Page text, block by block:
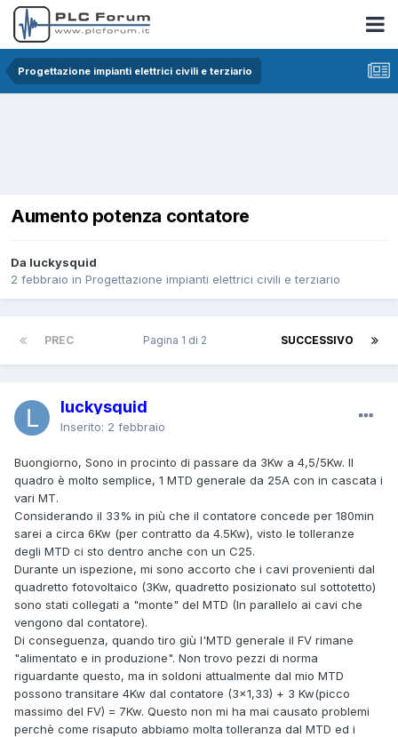
Progettazione impianti elettrici civili e terziario
Aumento potenza contatore
Da luckysquid
2 febbraio in Progettazione impianti elettrici civili e terziario
PREC SUCCESSIVO
Pagina 1 di 2
luckysquid
Inserito: 2 febbraio
Buongiorno, Sono in procinto di passare da 3Kw a 4,5/5Kw. Il
quadro è molto semplice, 1 MTD generale da 25A con in cascata i
vari MT.
Considerando il 33% in più che il contatore concede per 180min
sarei a circa 6Kw (per contratto da 4.5Kw), visto le tolleranze
degli MTD ci sto dentro anche con un C25.
Durante un ispezione, mi sono accorto che i cavi provenienti dal
quadretto fotovoltaico (3Kw, quadretto posizionato sul sottotetto)
sono stati collegati a "monte" del MTD (In parallelo ai cavi che
vengono dal contatore).
Di conseguenza, quando tiro giù l'MTD generale il FV rimane
"alimentato e in produzione". Non trovo pezzi di norma
riguardante questo, ma in soldoni attualmente dal mio MTD
possono transitare 4Kw dal contatore (3x1,33) + 3 Kw(picco
massimo del FV) = 7Kw. Questo non mi ha mai causato problemi
perchè come risaputo abbiamo molta tolleranza dal MTD ed i